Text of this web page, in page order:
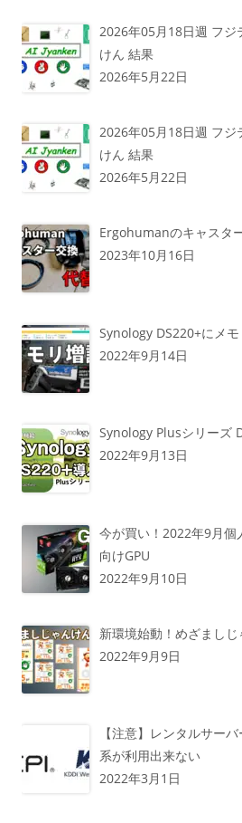
2026年05月18日週 フジ
けん 結果
2026年5月22日
2026年05月18日週 フジ
けん 結果
2026年5月22日
Ergohumanのキャスタ
2023年10月16日
Synology DS220+にメ
2022年9月14日
Synology Plusシリーズ
2022年9月13日
今が買い！2022年9月個
向けGPU
2022年9月10日
新環境始動！めざまし
2022年9月9日
【注意】レンタルサー
系が利用出来ない
2022年3月1日